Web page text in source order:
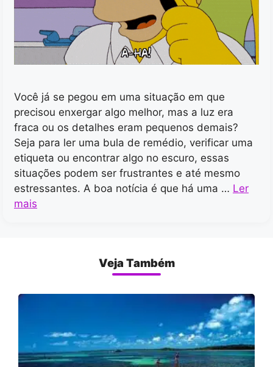
Você já se pegou em uma situação em que
precisou enxergar algo melhor, mas a luz era
fraca ou os detalhes eram pequenos demais?
Seja para ler uma bula de remédio, verificar uma
etiqueta ou encontrar algo no escuro, essas
situações podem ser frustrantes e até mesmo
estressantes. A boa notícia é que há uma … Ler
mais
Veja Também